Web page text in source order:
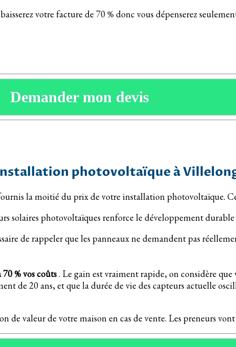
votre facture de 70 % donc vous dépenserez
Demander mon devis
photovoltaïque à
fournis la moitié du prix de votre installation photovoltaïque.
solaires photovoltaïques renforce le développement durable
de rappeler que les panneaux ne demandent pas
% vos coûts. Le gain est vraiment rapide, on considère
de 20 ans, et que la durée de vie des capteurs actuelle
de valeur de votre maison en cas de vente. Les preneurs